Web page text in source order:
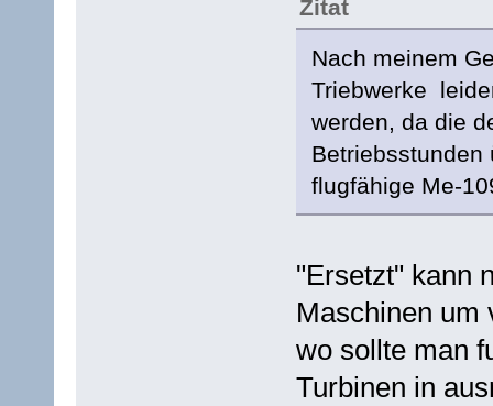
Zitat
Nach meinem
Triebwerke
werden, da die
flugfähige Me-
"Ersetzt" kann
Maschinen um
wo sollte man
Turbinen in